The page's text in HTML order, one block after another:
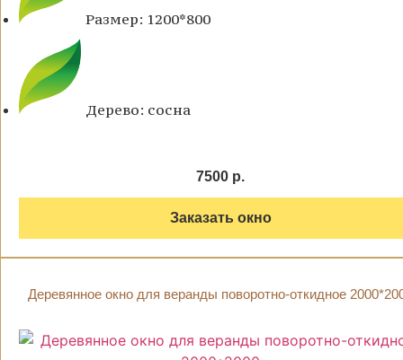
Размер: 1200*800
Дерево: сосна
7500 р.
Заказать окно
Деревянное окно для веранды поворотно-откидное